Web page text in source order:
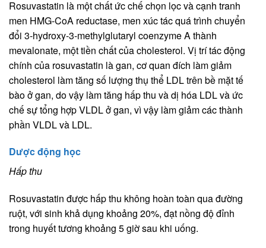
Rosuvastatin là một chất ức chế chọn lọc và cạnh tranh
men HMG-CoA reductase, men xúc tác quá trình chuyển
đổi 3-hydroxy-3-methylglutaryl coenzyme A thành
mevalonate, một tiền chất của cholesterol. Vị trí tác động
chính của rosuvastatin là gan, cơ quan đích làm giảm
cholesterol làm tăng số lượng thụ thể LDL trên bề mặt tế
bào ở gan, do vậy làm tăng hấp thu và dị hóa LDL và ức
chế sự tổng hợp VLDL ở gan, vì vậy làm giảm các thành
phần VLDL và LDL.
Dược động học
Hấp thu
Rosuvastatin được hấp thu không hoàn toàn qua đường
ruột, với sinh khả dụng khoảng 20%, đạt nồng độ đỉnh
trong huyết tương khoảng 5 giờ sau khi uống.